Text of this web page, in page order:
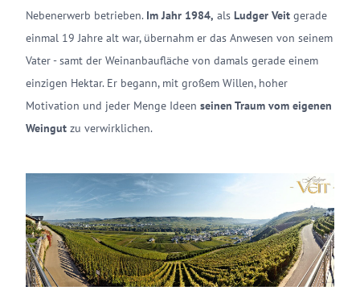
Nebenerwerb betrieben. Im Jahr 1984, als Ludger Veit gerade
einmal 19 Jahre alt war, übernahm er das Anwesen von seinem
Vater - samt der Weinanbaufläche von damals gerade einem
einzigen Hektar. Er begann, mit großem Willen, hoher
Motivation und jeder Menge Ideen seinen Traum vom eigenen
Weingut zu verwirklichen.